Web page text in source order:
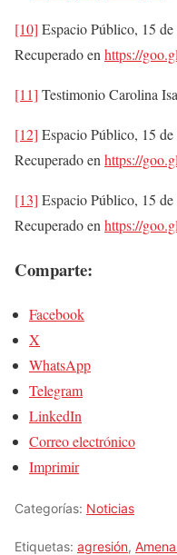
[10] Espacio Público, 15
Recuperado enhttps://
[11] Testimonio Carolina
[12] Espacio Público, 15
Recuperado enhttps://
[13] Espacio Público, 15
Recuperado enhttps://
Comparte:
Facebook
X
WhatsApp
Telegram
LinkedIn
Correo electrónico
Imprimir
Categorías: Noticias
Etiquetas: agresión,